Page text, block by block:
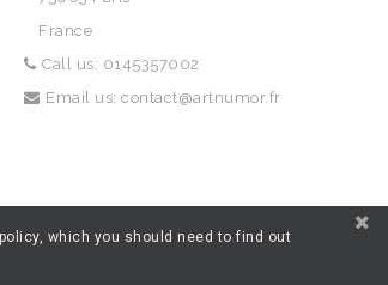
France
Call us: 0145357002
Email us: contact@artnumor.fr
which you should need to find out